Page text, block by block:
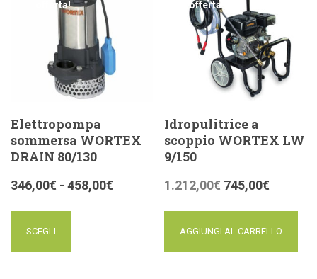
offerta!
Elettropompa
sommersa WORTEX
DRAIN 80/130
346,00€ - 458,00€
SCEGLI
offerta!
Idropulitrice a
scoppio WORTEX LW
9/150
1.212,00€ 745,00€
AGGIUNGI AL CARRELLO